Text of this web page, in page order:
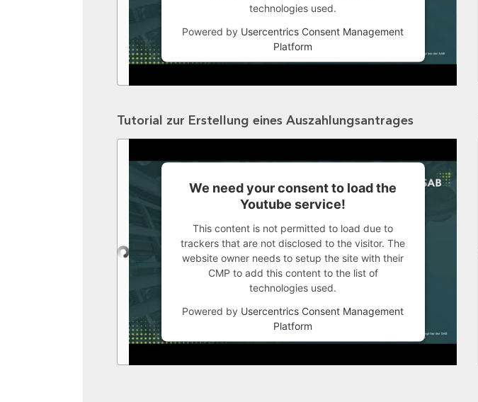
technologies used.
Powered by Usercentrics Consent Management
Platform
Tutorial zur Erstellung eines Auszahlungsantrages
We need your consent to load the
Youtube service!
This content is not permitted to load due to
trackers that are not disclosed to the visitor. The
website owner needs to setup the site with their
CMP to add this content to the list of
technologies used.
Powered by Usercentrics Consent Management
Platform